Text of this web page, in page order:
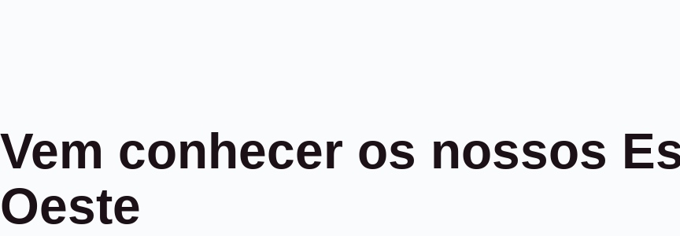
Vem conhecer os nossos
Oeste